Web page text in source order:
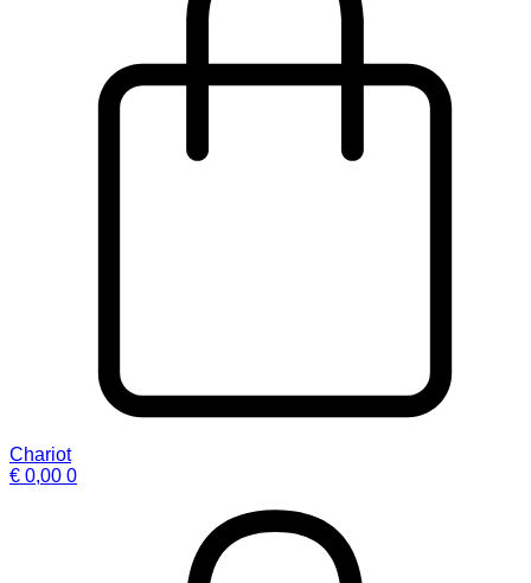
Chariot
€ 0,00 0